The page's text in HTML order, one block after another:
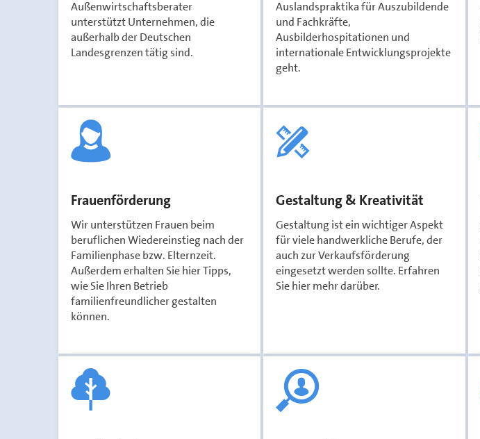
Außenwirtschaftsberater
unterstützt Unternehmen, die
außerhalb der Deutschen
Landesgrenzen tätig sind.
Auslandspraktika für Auszubildende
und Fachkräfte,
Ausbilderhospitationen und
internationale Entwicklungsprojekte
geht.
Frauenförderung
Wir unterstützen Frauen beim
beruflichen Wiedereinstieg nach der
Familienphase bzw. Elternzeit.
Außerdem erhalten Sie hier Tipps,
wie Sie Ihren Betrieb
familienfreundlicher gestalten
können.
Gestaltung & Kreativität
Gestaltung ist ein wichtiger Aspekt
für viele handwerkliche Berufe, der
auch zur Verkaufsförderung
eingesetzt werden sollte. Erfahren
Sie hier mehr darüber.